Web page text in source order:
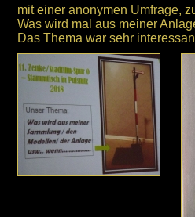
mit einer anonymen Umfrage,
Was wird mal aus meiner
Das Thema war sehr